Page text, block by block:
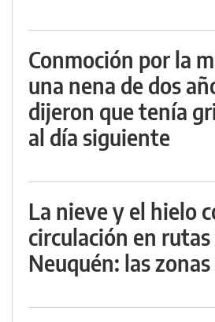
Conmoción por la
una nena de dos
dijeron que tenía
al día siguiente
La nieve y el hielo
circulación en rutas
Neuquén: las